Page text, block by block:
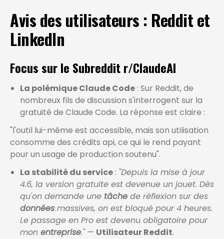
Avis des utilisateurs : Reddit et
LinkedIn
Focus sur le Subreddit r/ClaudeAI
La polémique Claude Code : Sur Reddit, de
nombreux fils de discussion s'interrogent sur la
gratuité de Claude Code. La réponse est claire :
"l'outil lui-même est accessible, mais son utilisation
consomme des crédits api, ce qui le rend payant
pour un usage de production soutenu".
La stabilité du service : "Depuis la mise à jour
4.6, la version gratuite est devenue un jouet. Dès
qu'on demande une tâche de réflexion sur des
données massives, on est bloqué pour 4 heures.
Le passage en Pro est devenu obligatoire pour
mon entreprise."— Utilisateur Reddit.